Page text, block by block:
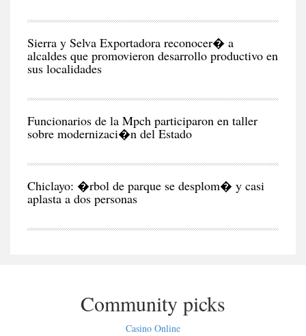
Sierra y Selva Exportadora reconocer� a
alcaldes que promovieron desarrollo productivo en
sus localidades
Funcionarios de la Mpch participaron en taller
sobre modernizaci�n del Estado
Chiclayo: �rbol de parque se desplom� y casi
aplasta a dos personas
Community picks
Casino Online